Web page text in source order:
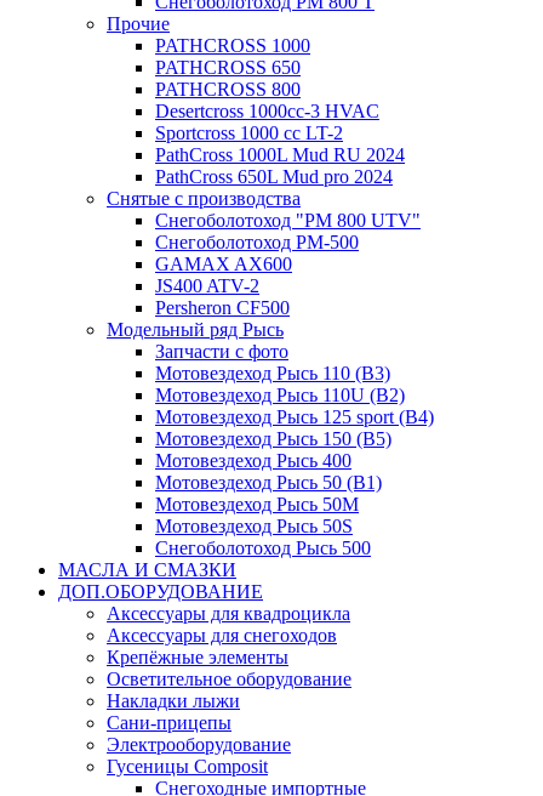
Прочие
PATHCROSS 1000
PATHCROSS 650
PATHCROSS 800
Desertcross 1000cc-3 HVAC
Sportcross 1000 cc LT-2
PathCross 1000L Mud RU 2024
PathCross 650L Mud pro 2024
Снятые с производства
Снегоболотоход "РМ 800 UTV"
Снегоболотоход РМ-500
GAMAX AX600
JS400 ATV-2
Persheron CF500
Модельный ряд Рысь
Запчасти с фото
Мотовездеход Рысь 110 (B3)
Мотовездеход Рысь 110U (B2)
Мотовездеход Рысь 125 sport (B4)
Мотовездеход Рысь 150 (B5)
Мотовездеход Рысь 400
Мотовездеход Рысь 50 (B1)
Мотовездеход Рысь 50M
Мотовездеход Рысь 50S
Снегоболотоход Рысь 500
МАСЛА И СМАЗКИ
ДОП.ОБОРУДОВАНИЕ
Аксессуары для квадроцикла
Аксессуары для снегоходов
Крепёжные элементы
Осветительное оборудование
Накладки лыжи
Сани-прицепы
Электрооборудование
Гусеницы Composit
Снегоходные импортные